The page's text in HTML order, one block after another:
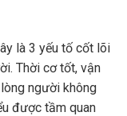
là 3 yếu tố cốt lõi
Thời cơ tốt, vận
người không
được tầm quan